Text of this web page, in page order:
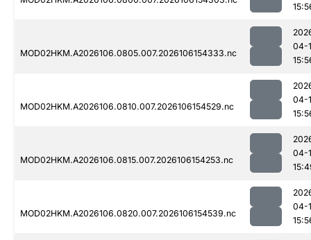
MOD02HKM.A2026106.0805.007.2026106154333.nc
04-
MOD02HKM.A2026106.0810.007.2026106154529.nc
04-
MOD02HKM.A2026106.0815.007.2026106154253.nc
04-
MOD02HKM.A2026106.0820.007.2026106154539.nc
04-